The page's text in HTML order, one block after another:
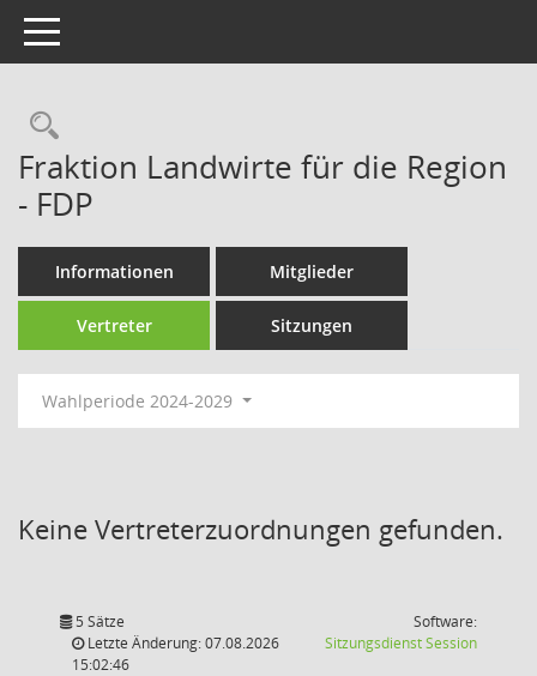
Toggle navigation
Rechercheauswahl
Fraktion Landwirte für die Region
- FDP
Informationen Mitglieder
Vertreter Sitzungen
Wahlperiode 2024-2029
Keine Vertreterzuordnungen gefunden.
5 Sätze
Letzte Änderung: 07.08.2026
15:02:46
Software:
SitzungsdienstSession(Wird in